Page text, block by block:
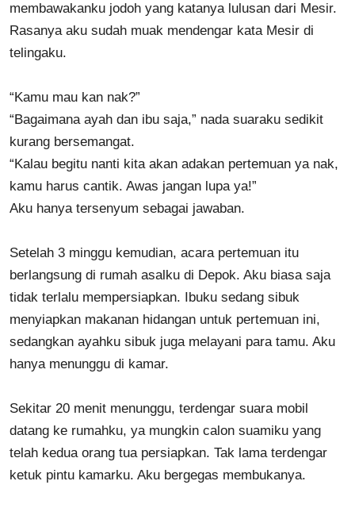
membawakanku jodoh yang katanya lulusan dari Mesir.
Rasanya aku sudah muak mendengar kata Mesir di
telingaku.
“Kamu mau kan nak?”
“Bagaimana ayah dan ibu saja,” nada suaraku sedikit
kurang bersemangat.
“Kalau begitu nanti kita akan adakan pertemuan ya nak,
kamu harus cantik. Awas jangan lupa ya!”
Aku hanya tersenyum sebagai jawaban.
Setelah 3 minggu kemudian, acara pertemuan itu
berlangsung di rumah asalku di Depok. Aku biasa saja
tidak terlalu mempersiapkan. Ibuku sedang sibuk
menyiapkan makanan hidangan untuk pertemuan ini,
sedangkan ayahku sibuk juga melayani para tamu. Aku
hanya menunggu di kamar.
Sekitar 20 menit menunggu, terdengar suara mobil
datang ke rumahku, ya mungkin calon suamiku yang
telah kedua orang tua persiapkan. Tak lama terdengar
ketuk pintu kamarku. Aku bergegas membukanya.